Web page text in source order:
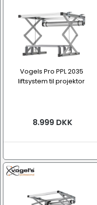
Vogels Pro PPL 2035
liftsystem til projektor
8.999 DKK